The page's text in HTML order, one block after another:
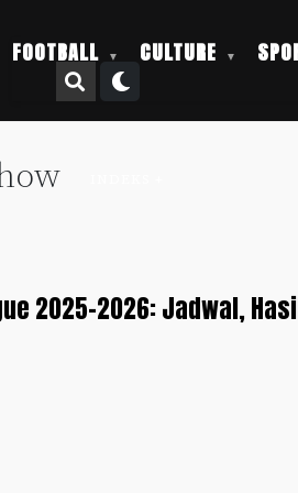
FOOTBALL CULTURE
2025-2026: Jadwal,